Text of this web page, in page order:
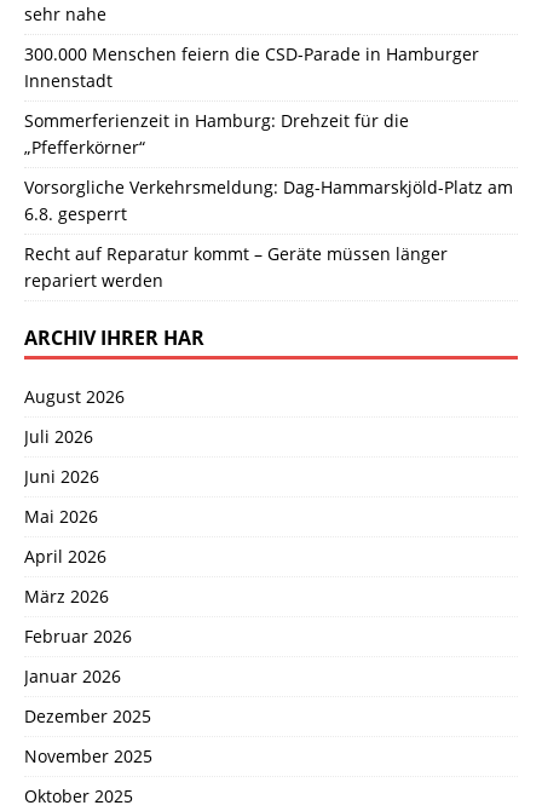
sehr nahe
300.000 Menschen feiern die CSD-Parade in Hamburger
Innenstadt
Sommerferienzeit in Hamburg: Drehzeit für die
„Pfefferkörner“
Vorsorgliche Verkehrsmeldung: Dag-Hammarskjöld-Platz am
6.8. gesperrt
Recht auf Reparatur kommt – Geräte müssen länger
repariert werden
ARCHIV IHRER HAR
August 2026
Juli 2026
Juni 2026
Mai 2026
April 2026
März 2026
Februar 2026
Januar 2026
Dezember 2025
November 2025
Oktober 2025